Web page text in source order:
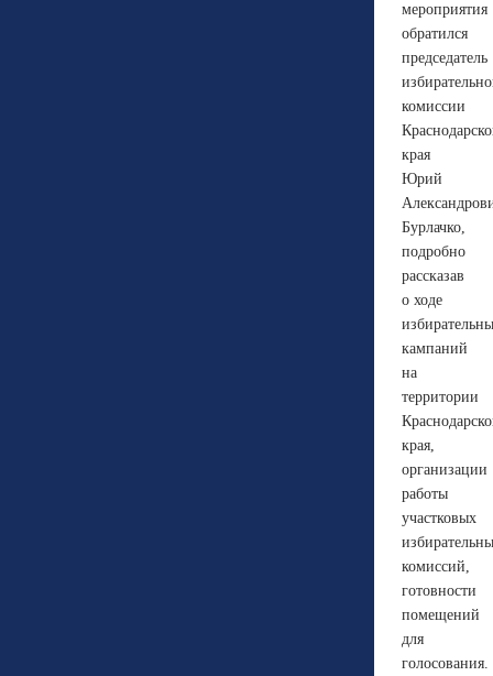
мероприятия
обратился
председатель
комиссии
края
Юрий
Бурлачко,
подробно
рассказав
о ходе
кампаний
на
территории
края,
организации
работы
участковых
комиссий,
готовности
помещений
для
голосования.